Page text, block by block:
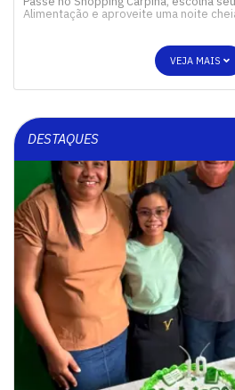
Alimentação e aproveite uma noite
VEJA MAIS
DESTAQUES